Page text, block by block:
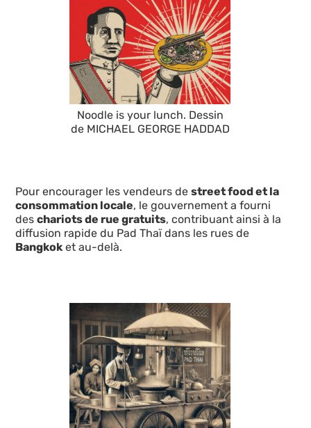
Noodle is your lunch. Dessin
de MICHAEL GEORGE HADDAD
Pour encourager les vendeurs destreet food et la
consommation locale, le gouvernement a fourni
deschariots de rue gratuits, contribuant ainsi à la
diffusion rapide du Pad Thaï dans les rues de
Bangkok et au-delà.